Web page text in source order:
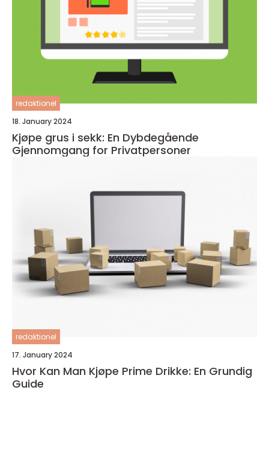
redaktionel
18. January 2024
Kjøpe grus i sekk: En Dybdegående
Gjennomgang for Privatpersoner
redaktionel
17. January 2024
Hvor Kan Man Kjøpe Prime Drikke: En Grundig
Guide